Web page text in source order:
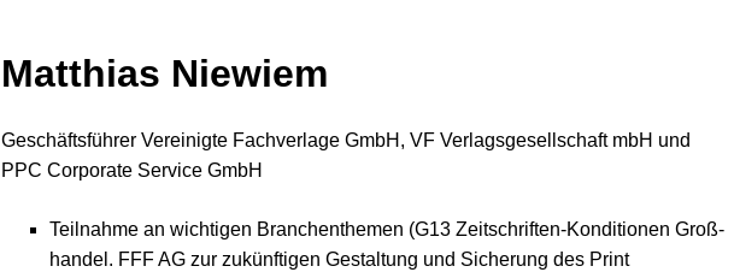
Matthias Niewiem
Geschäftsführer Vereinigte Fachverlage GmbH, VF Verlagsgesellschaft mbH und
PPC Corporate Service GmbH
Teilnahme an wichtigen Branchenthemen (G13 Zeitschriften-Konditionen Groß-
handel. FFF AG zur zukünftigen Gestaltung und Sicherung des Print